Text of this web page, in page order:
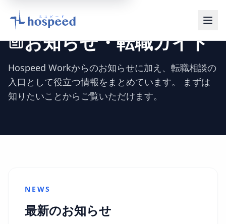
メニ
お知らせ・転職ガイド
Hospeed Workからのお知らせに加え、転職相談の
入口として役立つ情報をまとめています。 まずは
知りたいことからご覧いただけます。
NEWS
最新のお知らせ